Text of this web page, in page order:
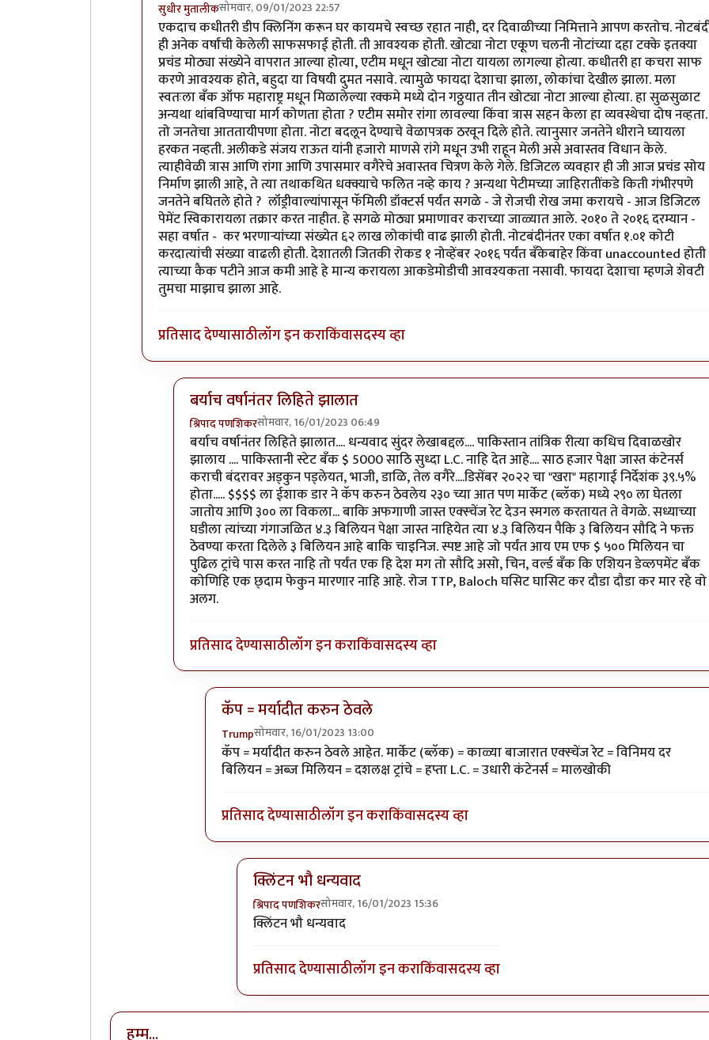
सुधीर मुतालीकसोमवार, 09/01/2023 22:57
In reply toमला नोटबंदीबद्दल एक प्रश्न आहेbyराजेंद्र मेहेंदळे
एकदाच कधीतरी डीप क्लिनिंग करून घर कायमचे स्वच्छ रहात नाही, दर दिवाळीच्या निमित्ताने आपण करतोच.
ही अनेक वर्षांची केलेली साफसफाई होती. ती आवश्यक होती. खोट्या नोटा एकूण चलनी नोटांच्या दहा टक्के इतक्या
प्रचंड मोठ्या संख्येने वापरात आल्या होत्या, एटीम मधून खोट्या नोटा यायला लागल्या होत्या. कधीतरी हा कचरा साफ
करणे आवश्यक होते, बहुदा या विषयी दुमत नसावे. त्यामुळे फायदा देशाचा झाला, लोकांचा देखील झाला. मला
स्वतःला बँक ऑफ महाराष्ट्र मधून मिळालेल्या रक्कमे मध्ये दोन गठ्ठयात तीन खोट्या नोटा आल्या होत्या. हा सुळसुळाट
अन्यथा थांबविण्याचा मार्ग कोणता होता ? एटीम समोर रांगा लावल्या किंवा त्रास सहन केला हा व्यवस्थेचा दोष नव्हता.
तो जनतेचा आततायीपणा होता. नोटा बदलून देण्याचे वेळापत्रक ठरवून दिले होते. त्यानुसार जनतेने धीराने घ्यायला
हरकत नव्हती. अलीकडे संजय राऊत यांनी हजारो माणसे रांगे मधून उभी राहून मेली असे अवास्तव विधान केले.
त्याहीवेळी त्रास आणि रांगा आणि उपासमार वगैरेचे अवास्तव चित्रण केले गेले. डिजिटल व्यवहार ही जी आज प्रचंड सोय
निर्माण झाली आहे, ते त्या तथाकथित धक्क्याचे फलित नव्हे काय ? अन्यथा पेटीमच्या जाहिरातींकडे किती गंभीरपणे
जनतेने बघितले होते ? लॉंड्रीवाल्यांपासून फॅमिली डॉक्टर्स पर्यंत सगळे - जे रोजची रोख जमा करायचे - आज डिजिटल
पेमेंट स्विकारायला तक्रार करत नाहीत. हे सगळे मोठ्या प्रमाणावर कराच्या जाळ्यात आले. २०१० ते २०१६ दरम्यान -
सहा वर्षात - कर भरणाऱ्यांच्या संख्येत ६२ लाख लोकांची वाढ झाली होती. नोटबंदीनंतर एका वर्षात १.०१ कोटी
करदात्यांची संख्या वाढली होती. देशातली जितकी रोकड १ नोव्हेंबर २०१६ पर्यंत बँकेबाहेर किंवा unaccounted होती
त्याच्या कैक पटीने आज कमी आहे हे मान्य करायला आकडेमोडीची आवश्यकता नसावी. फायदा देशाचा म्हणजे शेवटी
तुमचा माझाच झाला आहे.
प्रतिसाद देण्यासाठीलॉग इन कराकिंवासदस्य व्हा
बर्याच वर्षानंतर लिहिते झालात
श्रिपाद पणशिकरसोमवार, 16/01/2023 06:49
In reply toफायदा देशाचा झाला आहे.byसुधीर मुतालीक
बर्याच वर्षानंतर लिहिते झालात.... धन्यवाद सुंदर लेखाबद्दल.... पाकिस्तान तांत्रिक रीत्या कधिच दिवाळखोर
झालाय .... पाकिस्तानी स्टेट बँक $ 5000 साठि सुध्दा L.C. नाहि देत आहे.... साठ हजार पेक्षा जास्त कंटेनर्स
कराची बंदरावर अड्कुन पड्लेयत, भाजी, डाळि, तेल वगैरे....डिसेंबर २०२२ चा "खरा" महागाई निर्देशंक ३९.५%
होता..... $$$$ ला ईशाक डार ने कॅप करुन ठेवलेय २३० च्या आत पण मार्केट (ब्लॅक) मध्ये २९० ला घेतला
जातोय आणि ३०० ला विकला... बाकि अफगाणी जास्त एक्स्चेंज रेट देउन स्मगल करतायत ते वेगळे. सध्याच्या
घडीला त्यांच्या गंगाजळित ४.३ बिलियन पेक्षा जास्त नाहियेत त्या ४.३ बिलियन पैकि ३ बिलियन सौदि ने फक्त
ठेवण्या करता दिलेले ३ बिलियन आहे बाकि चाइनिज. स्पष्ट आहे जो पर्यंत आय एम एफ $ ५०० मिलियन चा
पुढिल ट्रांचे पास करत नाहि तो पर्यंत एक हि देश मग तो सौदि असो, चिन, वर्ल्ड बँक कि एशियन डेव्लपमेंट बँक
कोणिहि एक छ्दाम फेकुन मारणार नाहि आहे. रोज TTP, Baloch घसिट घासिट कर दौडा दौडा कर मार रहे वो
अलग.
प्रतिसाद देण्यासाठीलॉग इन कराकिंवासदस्य व्हा
कॅप = मर्यादीत करुन ठेवले
Trumpसोमवार, 16/01/2023 13:00
In reply toबर्याच वर्षानंतर लिहिते झालातbyश्रिपाद पणशिकर
कॅप = मर्यादीत करुन ठेवले आहेत. मार्केट (ब्लॅक) = काळ्या बाजारात एक्स्चेंज रेट = विनिमय दर
बिलियन = अब्ज मिलियन = दशलक्ष ट्रांचे = हप्ता L.C. = उधारी कंटेनर्स = मालखोकी
प्रतिसाद देण्यासाठीलॉग इन कराकिंवासदस्य व्हा
क्लिंटन भौ धन्यवाद
श्रिपाद पणशिकरसोमवार, 16/01/2023 15:36
In reply toकॅप = मर्यादीत करुन ठेवले
क्लिंटन भौ धन्यवाद
प्रतिसाद देण्यासाठीलॉग इन कराकिंवासदस्य व्हा
हम्म...